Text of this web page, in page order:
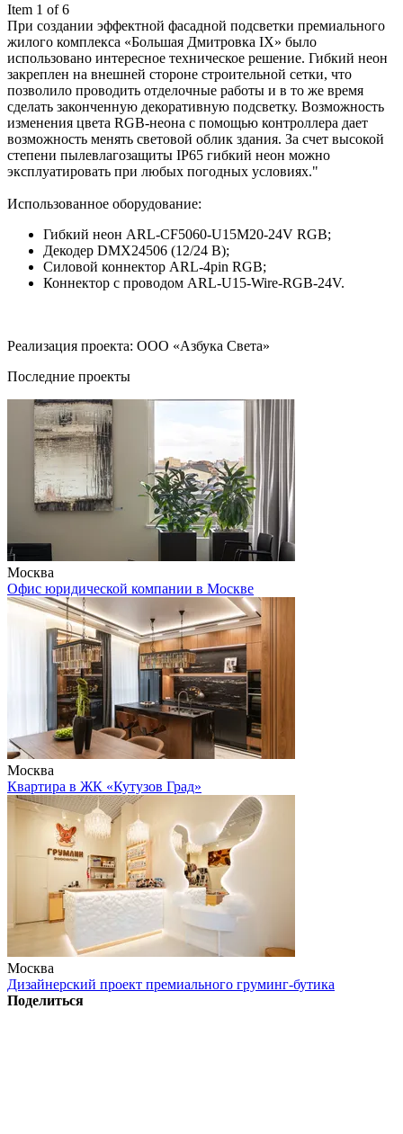
Item 1 of 6
При создании эффектной фасадной подсветки премиального
жилого комплекса «Большая Дмитровка IX» было
использовано интересное техническое решение. Гибкий неон
закреплен на внешней стороне строительной сетки, что
позволило проводить отделочные работы и в то же время
сделать законченную декоративную подсветку. Возможность
изменения цвета RGB-неона с помощью контроллера дает
возможность менять световой облик здания. За счет высокой
степени пылевлагозащиты IP65 гибкий неон можно
эксплуатировать при любых погодных условиях."
Использованное оборудование:
Гибкий неон ARL-CF5060-U15M20-24V RGB;
Декодер DMX24506 (12/24 В);
Силовой коннектор ARL-4pin RGB;
Коннектор с проводом ARL-U15-Wire-RGB-24V.
Реализация проекта: ООО «Азбука Света»
Последние проекты
Москва
Офис юридической компании в Москве
Москва
Квартира в ЖК «Кутузов Град»
Москва
Дизайнерский проект премиального груминг-бутика
Поделиться